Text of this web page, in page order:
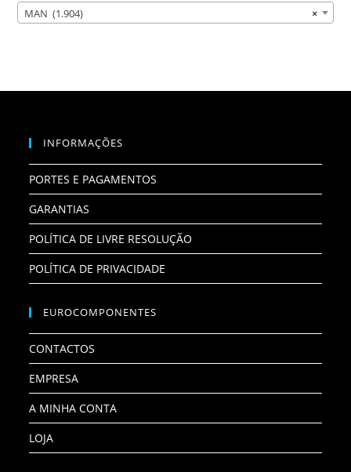
×
MAN (1.904)
INFORMAÇÕES
PORTES E PAGAMENTOS
GARANTIAS
POLÍTICA DE LIVRE RESOLUÇÃO
POLÍTICA DE PRIVACIDADE
EUROCOMPONENTES
CONTACTOS
EMPRESA
A MINHA CONTA
LOJA